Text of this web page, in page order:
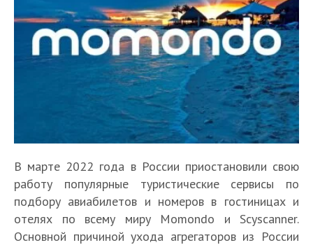
В марте 2022 года в России приостановили свою
работу популярные туристические сервисы по
подбору авиабилетов и номеров в гостиницах и
отелях по всему миру Momondo и Scyscanner.
Основной причиной ухода агрегаторов из России